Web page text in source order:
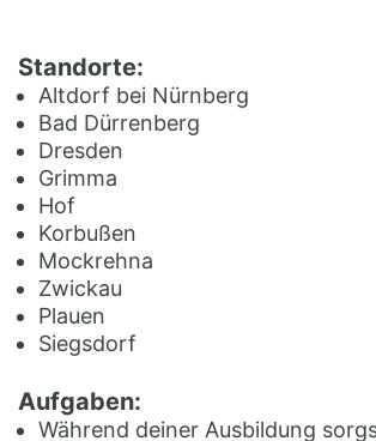
Standorte:
Altdorf bei Nürnberg
Bad Dürrenberg
Dresden
Grimma
Hof
Korbußen
Mockrehna
Zwickau
Plauen
Siegsdorf
Aufgaben:
Während deiner Ausbildung